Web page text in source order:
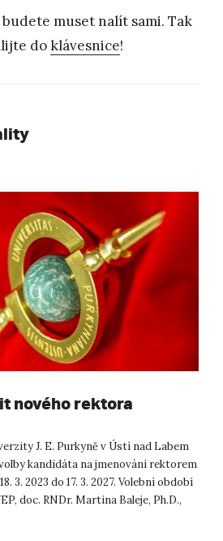
muset nalít sami. Tak
doklávesnice!
nového rektora
J. E. Purkyně v Ústí nad Labem
volby kandidáta na jmenování rektorem
3. 2023 do 17. 3. 2027. Volební období
doc. RNDr. Martina Baleje, Ph.D.,